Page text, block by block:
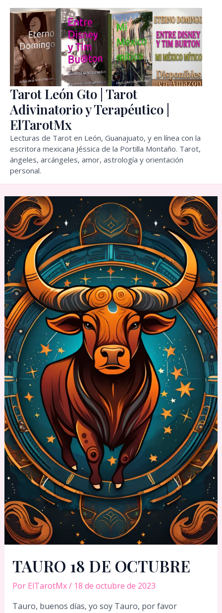
contenido
Tarot León Gto | Tarot
Adivinatorio y Terapéutico |
ElTarotMx
Lecturas de Tarot en León, Guanajuato, y en línea con la
escritora mexicana Jéssica de la Portilla Montaño. Tarot,
ángeles, arcángeles, amor, astrología y orientación
personal.
TAURO 18 DE OCTUBRE
Por ElTarotMx/ 18 de octubre de 2023
Tauro, buenos días, yo soy Tauro, por favor